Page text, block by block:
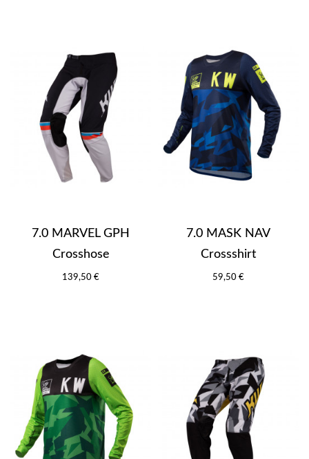
7.0 MARVEL GPH
Crosshose
139,50 €
7.0 MASK NAV
Crossshirt
59,50 €